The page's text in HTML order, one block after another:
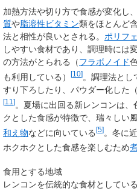
加熱方法や切り方で食感が変化し
質や脂溶性ビタミン類をほとんど
法と相性が良いとされる。 ポリフ
しやすい食材であり、調理時には
の方法がとられる（フラボノイド
も利用している）
[10] 。調理法とし
すり下ろしたり、パウダー化した（
[11 ]。夏場に出回る新レンコンは
クとした食感が特徴で、瑞々しい
和え物などに向いている[5]。冬に
ホクホクとした食感を楽しむため
食用とする地域
レンコンを伝統的な食材としてい